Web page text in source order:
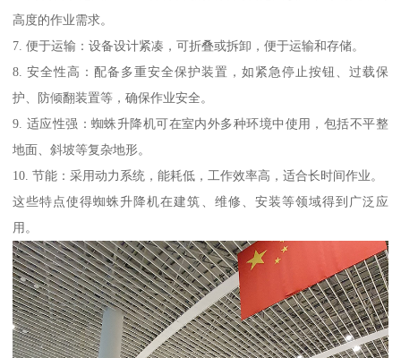
高度的作业需求。
7. 便于运输：设备设计紧凑，可折叠或拆卸，便于运输和存储。
8. 安全性高：配备多重安全保护装置，如紧急停止按钮、过载保
护、防倾翻装置等，确保作业安全。
9. 适应性强：蜘蛛升降机可在室内外多种环境中使用，包括不平整
地面、斜坡等复杂地形。
10. 节能：采用动力系统，能耗低，工作效率高，适合长时间作业。
这些特点使得蜘蛛升降机在建筑、维修、安装等领域得到广泛应
用。